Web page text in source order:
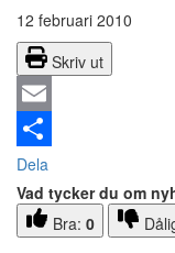
12 februari 2010
Skriv ut
Email
Dela
Vad tycker du om
Bra: 0